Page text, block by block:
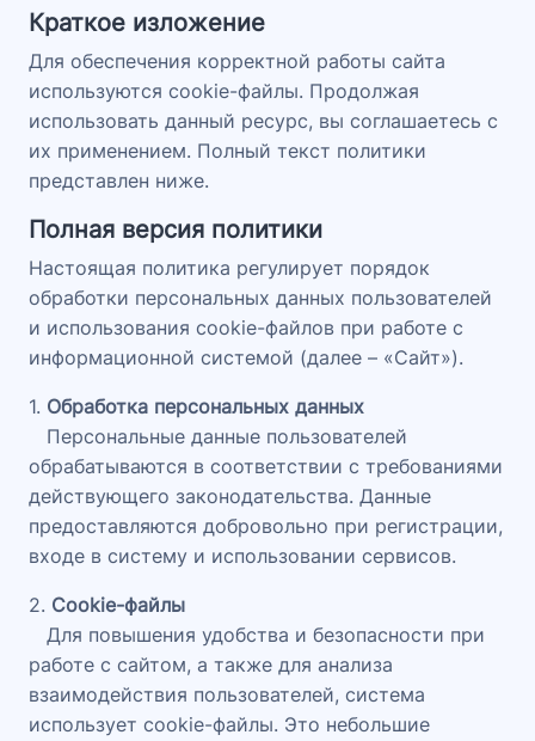
Краткое изложение
Для обеспечения корректной работы сайта
используются cookie-файлы. Продолжая
использовать данный ресурс, вы соглашаетесь с
их применением. Полный текст политики
представлен ниже.
Полная версия политики
Настоящая политика регулирует порядок
обработки персональных данных пользователей
и использования cookie-файлов при работе с
информационной системой (далее – «Сайт»).
1. Обработка персональных данных
Персональные данные пользователей
обрабатываются в соответствии с требованиями
действующего законодательства. Данные
предоставляются добровольно при регистрации,
входе в систему и использовании сервисов.
2. Cookie-файлы
Для повышения удобства и безопасности при
работе с сайтом, а также для анализа
взаимодействия пользователей, система
использует cookie-файлы. Это небольшие